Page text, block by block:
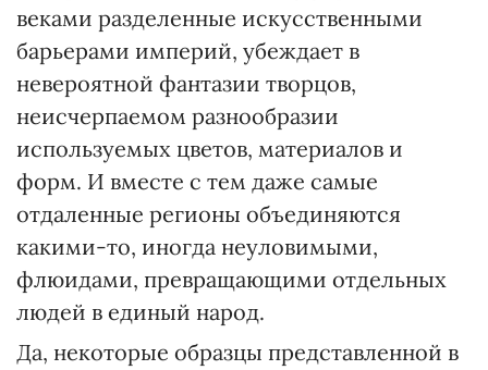
веками разделенные искусственными
барьерами империй, убеждает в
невероятной фантазии творцов,
неисчерпаемом разнообразии
используемых цветов, материалов и
форм. И вместе с тем даже самые
отдаленные регионы объединяются
какими-то, иногда неуловимыми,
флюидами, превращающими отдельных
людей в единый народ.
Да, некоторые образцы представленной в